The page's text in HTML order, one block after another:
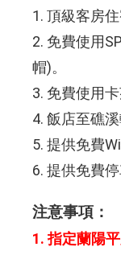
1. 頂級客房住
2. 免費使用
帽)。
3. 免費使用
4. 飯店至礁
5. 提供免費
6. 提供免費停
注意事項：
1. 指定蘭陽